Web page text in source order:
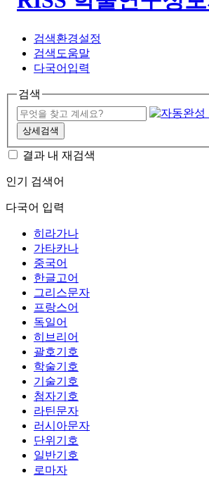
검색환경설정
검색도움말
다국어입력
검색
상세검색
결과 내 재검색
인기 검색어
다국어 입력
히라가나
가타카나
중국어
한글고어
그리스문자
프랑스어
독일어
히브리어
괄호기호
학술기호
기술기호
첨자기호
라틴문자
러시아문자
단위기호
일반기호
로마자